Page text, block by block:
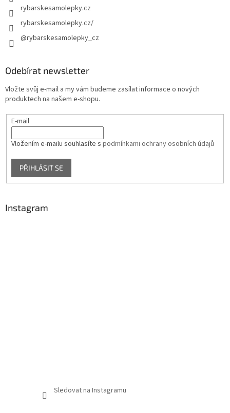
rybarskesamolepky.cz
rybarskesamolepky.cz/
@rybarskesamolepky_cz
Odebírat newsletter
Vložte svůj e-mail a my vám budeme zasílat informace o nových
produktech na našem e-shopu.
E-mail
Vložením e-mailu souhlasíte s podmínkami ochrany osobních údajů
PŘIHLÁSIT SE
Instagram
Sledovat na Instagramu